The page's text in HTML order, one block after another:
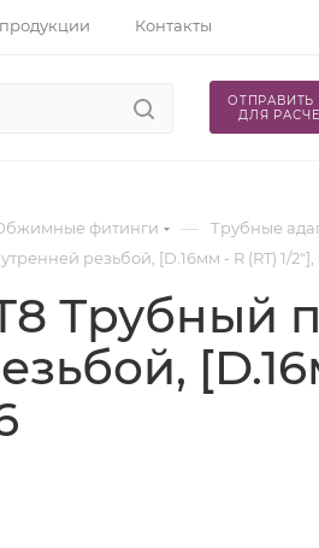
Контакты
ОТПРАВИТЬ
ДЛЯ
фитинги — Трубные
резьбой, [D.16мм - R (RT) 1/2"],
Трубный